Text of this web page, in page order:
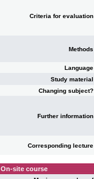
Criteria for evaluation
Methods
Language
Study material
Changing subject?
Further information
Corresponding lecture
On-site course